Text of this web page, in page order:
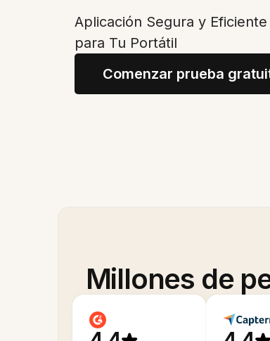
Aplicación Segura y
para Tu Portátil
Comenzar prueba
Millones de